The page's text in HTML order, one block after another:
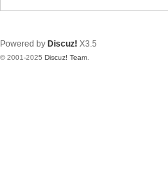
Powered by Discuz! X3.5
© 2001-2025 Discuz! Team